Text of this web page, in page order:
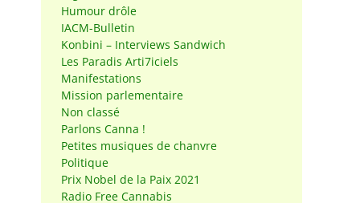
Humour drôle
IACM-Bulletin
Konbini – Interviews Sandwich
Les Paradis Arti7iciels
Manifestations
Mission parlementaire
Non classé
Parlons Canna !
Petites musiques de chanvre
Politique
Prix Nobel de la Paix 2021
Radio Free Cannabis